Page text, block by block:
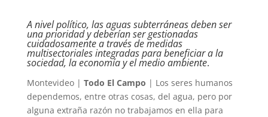
A nivel político, las aguas subterráneas deben ser
una prioridad y deberían ser gestionadas
cuidadosamente a través de medidas
multisectoriales integradas para beneficiar a la
sociedad, la economía y el medio ambiente.
Montevideo | Todo El Campo | Los seres humanos
dependemos, entre otras cosas, del agua, pero por
alguna extraña razón no trabajamos en ella para